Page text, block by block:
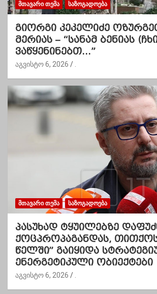
ᲛᲗᲐᲕᲐᲠᲘ ᲗᲔᲛᲐ ᲡᲐᲖᲝᲒᲐᲓᲝᲔᲑᲐ
გიორგი კეკელიძე
მერიას – “სანამ ბენიას
ვაწყენინებთ…”
აგვისტო 6, 2026
ᲛᲗᲐᲕᲐᲠᲘ ᲗᲔᲛᲐ ᲡᲐᲖᲝᲒᲐᲓᲝᲔᲑᲐ
პასუხად ტყუილებზე
ქოცპროპაგანდას, თითქოს
წელში” გაიყიდა
ენერგეტიკული ობიექტები
აგვისტო 6, 2026